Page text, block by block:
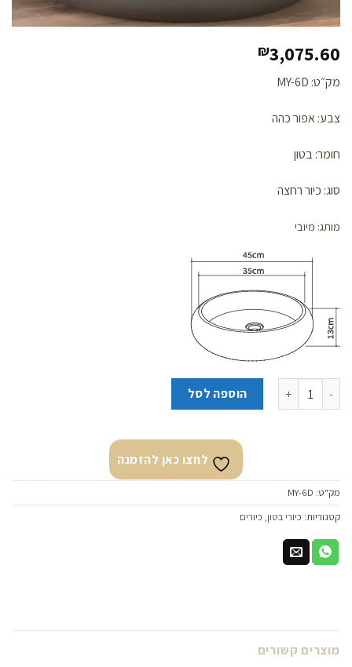
₪3,075.60
מק״ט: MY-6D
צבע: אפור כהה
חומר: בטון
סוג: כיור רחצה
מותג: מיובי
כמות של כיור בטון מונח סלע גוון אפור כהה
הוספה לסל
לחצו כאן להזמנה
מק"ט: MY-6D
קטגוריות: כיורי בטון, כיורים
מוצרים קשורים